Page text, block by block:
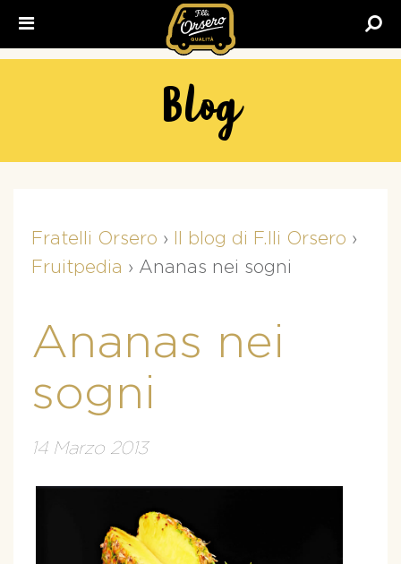
Blog
Fratelli Orsero › Il blog di F.lli Orsero ›
Fruitpedia › Ananas nei sogni
Ananas nei
sogni
14 Marzo 2013